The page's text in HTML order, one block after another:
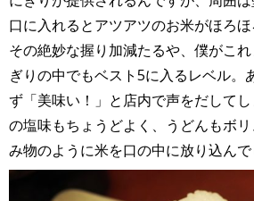
口に入れるとアツアツのお米がほろほ
その絶妙な握り加減たるや、僕がこ
ぎりの中でもベスト5に入るレベル。
ず「美味い！」と店内で声をだして
の塩味もちょうどよく、うどんもボ
み物のように米を口の中に放り込んで